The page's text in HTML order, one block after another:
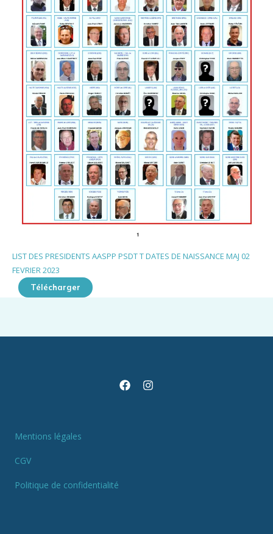
LIST DES PRESIDENTS AASPP PSDT T DATES DE NAISSANCE MAJ 02
FEVRIER 2023
Télécharger
Mentions légales
CGV
Politique de confidentialité